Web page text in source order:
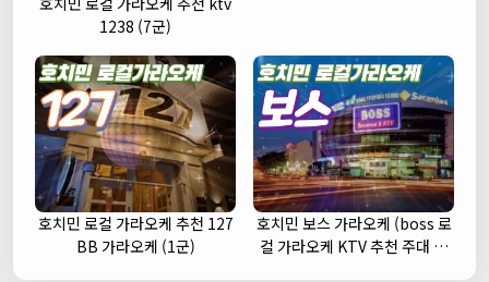
1238 (7군)
호치민 로컬 가라오케 추천 127
BB 가라오케 (1군)
호치민 보스 가라오케 (boss 로
컬 가라오케 KTV 추천 주대 예